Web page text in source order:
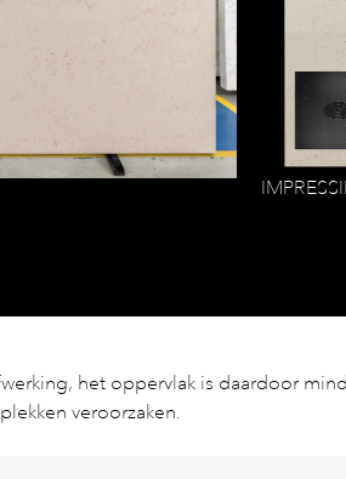
het oppervlak is daardoor
veroorzaken.